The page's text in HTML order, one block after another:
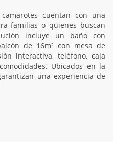
cuentan con una
familias o quienes buscan
incluye un baño con
de 16m² con mesa de
interactiva, teléfono, caja
Ubicados en la
una experiencia de